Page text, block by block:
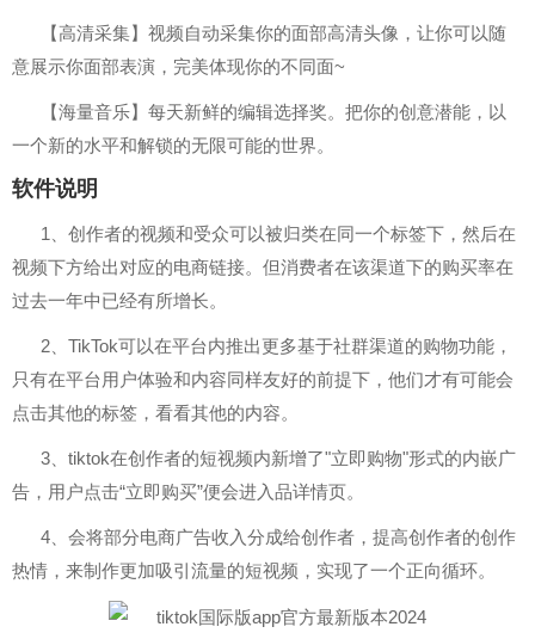
【高清采集】视频自动采集你的面部高清头像，让你可以随
意展示你面部表演，完美体现你的不同面~
【海量音乐】每天新鲜的编辑选择奖。把你的创意潜能，以
一个新的水平和解锁的无限可能的世界。
软件说明
1、创作者的视频和受众可以被归类在同一个标签下，然后在
视频下方给出对应的电商链接。但消费者在该渠道下的购买率在
过去一年中已经有所增长。
2、TikTok可以在平台内推出更多基于社群渠道的购物功能，
只有在平台用户体验和内容同样友好的前提下，他们才有可能会
点击其他的标签，看看其他的内容。
3、tiktok在创作者的短视频内新增了"立即购物"形式的内嵌广
告，用户点击“立即购买”便会进入品详情页。
4、会将部分电商广告收入分成给创作者，提高创作者的创作
热情，来制作更加吸引流量的短视频，实现了一个正向循环。